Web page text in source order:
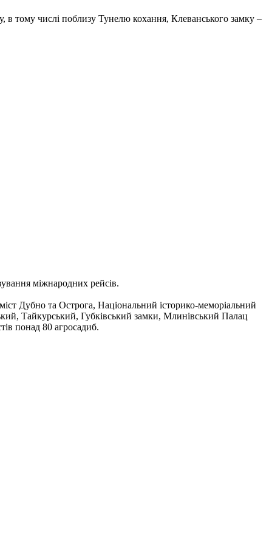
в тому числі поблизу Тунелю кохання, Клеванського замку –
міжнародних рейсів.
Дубно та Острога, Національний історико-меморіальний
Тайкурський, Губківський замки, Млинівський Палац
понад 80 агросадиб.